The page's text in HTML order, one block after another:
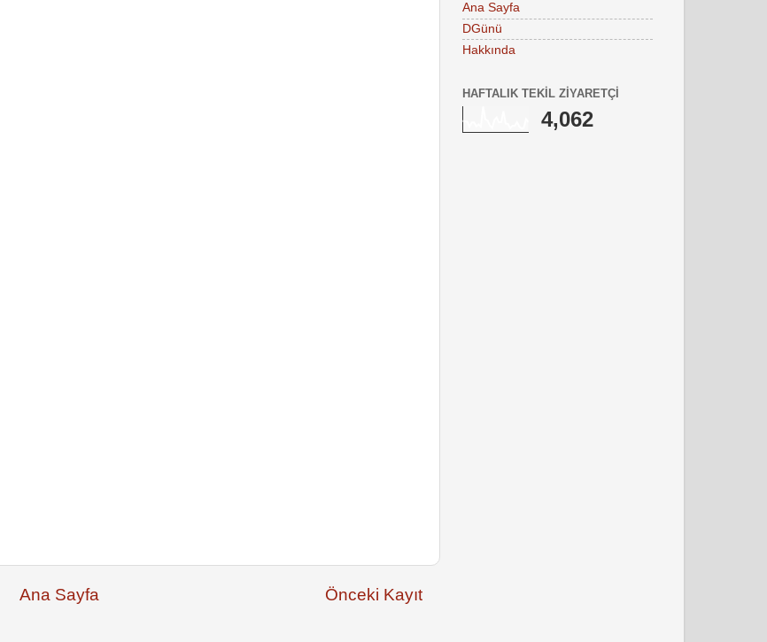
Önceki Kayıt
Ana Sayfa
Ana Sayfa
DGünü
Hakkında
HAFTALIK TEKIL ZIYARETÇI
4,062